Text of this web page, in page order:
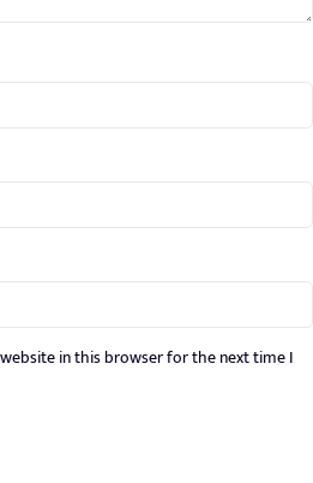
in this browser for the next time I